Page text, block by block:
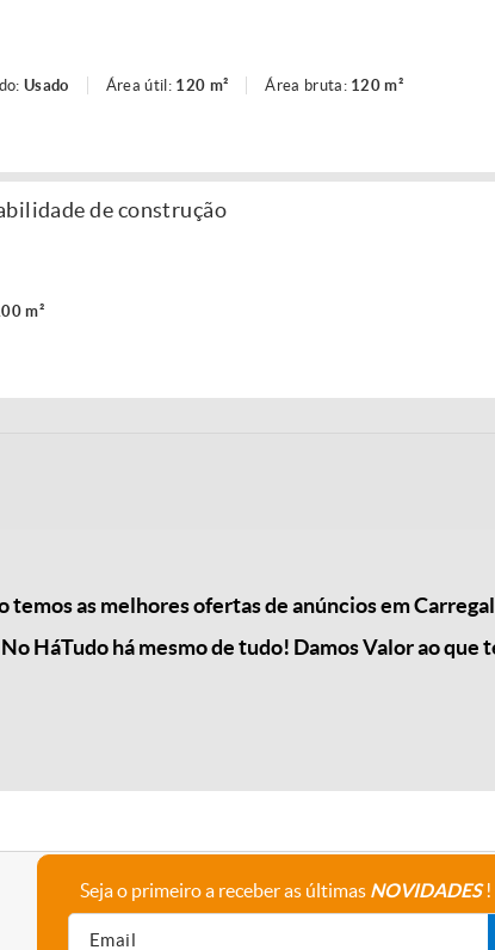
Usado Área útil: 120 m² Área bruta: 120 m²
de construção
m²
temos as melhores ofertas de anúncios em
No HáTudo há mesmo de tudo! Damos Valor ao que
A empresa
Seja o primeiro a receber as últimas NOVIDADES!